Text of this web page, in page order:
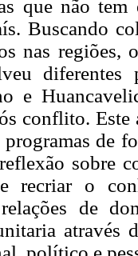
que não tem
Buscando
nas
e
conflito. Este
de
sobre
recriar o
de
através